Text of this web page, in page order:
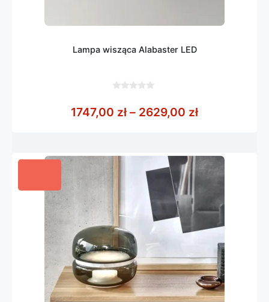
Lampa wisząca Alabaster LED
5
1747,00 zł – 2629,00 złZakres cen: